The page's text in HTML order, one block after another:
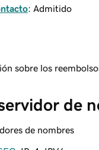
: Admitido
sobre los
de
de nombres